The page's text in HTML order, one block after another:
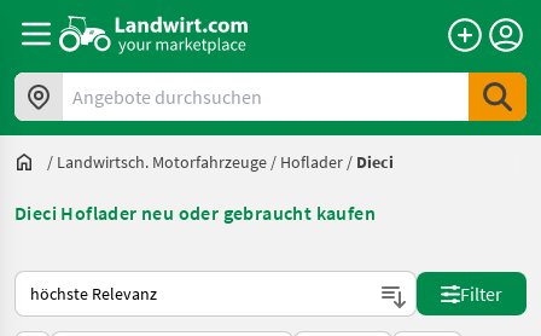
Angebote durchsuchen
/ Landwirtsch. Motorfahrzeuge / Hoflader / Dieci
Dieci Hoflader neu oder gebraucht kaufen
So wird auf Landwirt.com sortiert
Filter